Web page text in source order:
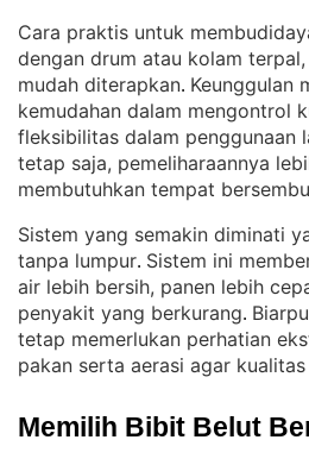
Cara praktis untuk
dengan drum atau kolam
mudah diterapkan. Keunggulan
kemudahan dalam mengontrol
fleksibilitas dalam penggunaan
tetap saja, pemeliharaannya
membutuhkan tempat
Sistem yang semakin diminati
tanpa lumpur. Sistem ini
air lebih bersih, panen lebih
penyakit yang berkurang.
tetap memerlukan perhatian
pakan serta aerasi agar
Memilih Bibit Belut